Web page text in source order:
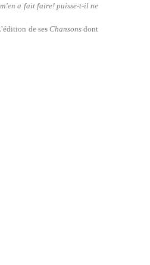
a fait faire! puisse-t-il ne
de ses Chansonsdont